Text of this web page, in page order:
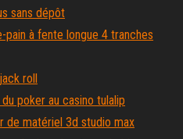
sans dépôt
pain à fente longue 4 tranches
roll
poker au casino tulalip
de matériel 3d studio max